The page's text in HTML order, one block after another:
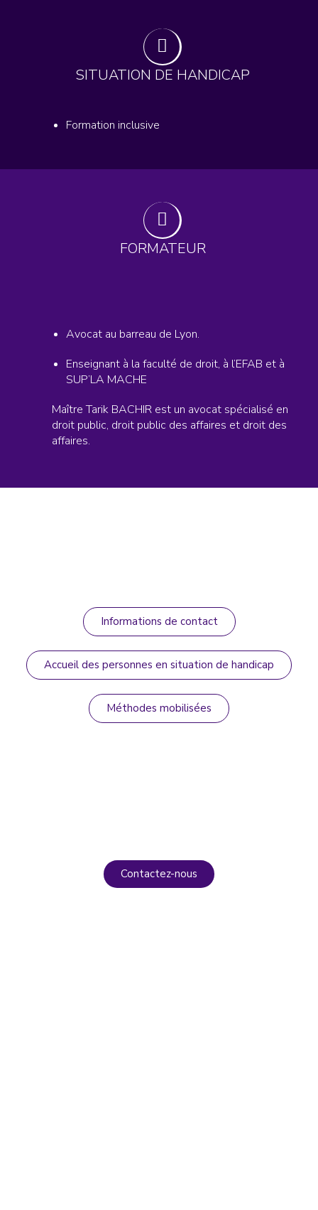
SITUATION DE HANDICAP
Formation inclusive
FORMATEUR
Avocat au barreau de Lyon.
Enseignant à la faculté de droit, à l’EFAB et à
SUP’LA MACHE
Maître Tarik BACHIR est un avocat spécialisé en
droit public, droit public des affaires et droit des
affaires.
Informations de contact
Accueil des personnes en situation de handicap
Méthodes mobilisées
Contactez-nous